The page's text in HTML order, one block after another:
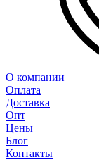
О компании
Оплата
Доставка
Опт
Цены
Блог
Контакты